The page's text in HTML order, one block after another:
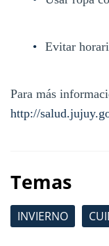
Evitar
Para más
http://
Temas
INVIERNO